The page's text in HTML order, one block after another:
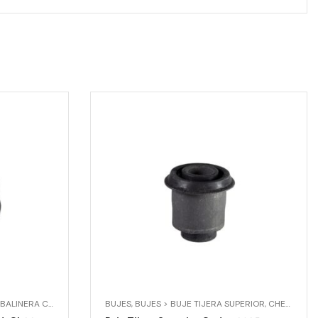
> SOPORTE AMORTIGUADOR DELANTERO KIT
CARDAN CHEVROLET,CHEVROLET > CHEVETTE
BUJES, BUJES > BUJE TIJERA SUPERIOR, CHEVROLET